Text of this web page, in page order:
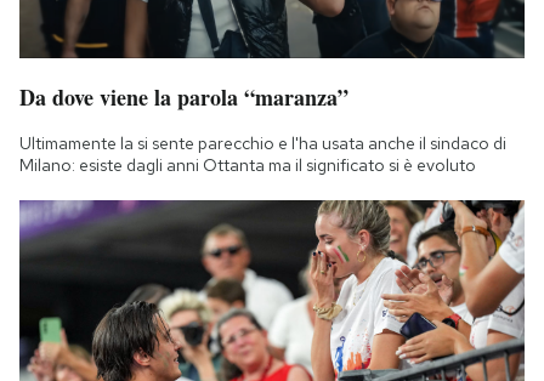
Da dove viene la parola “maranza”
Ultimamente la si sente parecchio e l'ha usata anche il sindaco di
Milano: esiste dagli anni Ottanta ma il significato si è evoluto